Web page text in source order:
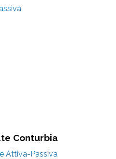
Conturbia
Attiva-Passiva